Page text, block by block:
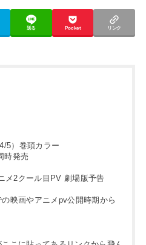
送る Pocket リンク
5）巻頭カラー
時発売
メ2クール目PV 劇場版予告
映画やアニメpv公開時期から